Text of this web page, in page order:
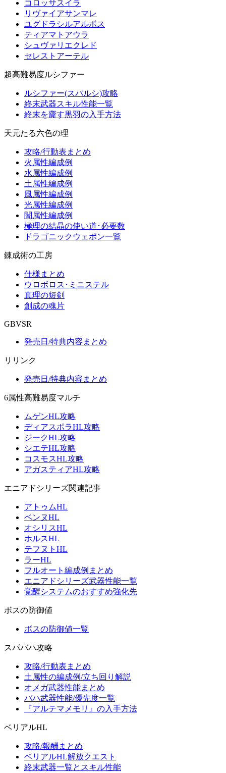
コロッサスイラ
リヴァイアサンマレ
ユグドラシルアルボス
ティアマトアウラ
シュヴァリエクレド
セレストアーテル
超高難易度ルシファー
ルシファー(スパルシ)攻略
終末武器スキル性能一覧
終末を齎す黒羽の入手方法
天元たる六色の理
攻略/行動表まとめ
火属性編成例
水属性編成例
土属性編成例
風属性編成例
光属性編成例
闇属性編成例
極理の結晶の使い道･必要数
ドラゴニックウェポン一覧
錬成術の工房
仕様まとめ
ウロボロス･ミニステル
真理の短剣
創成の魂片
GBVSR
発売日/特典内容まとめ
リリンク
発売日/特典内容まとめ
6属性高難易度マルチ
ムゲンHL攻略
ディアスポラHL攻略
ジークHL攻略
シエテHL攻略
コスモスHL攻略
アガスティアHL攻略
エニアドシリーズ関連記事
アトゥムHL
ベンヌHL
オシリスHL
ホルスHL
テフヌトHL
ラーHL
フルオート編成例まとめ
エニアドシリーズ武器性能一覧
覚醒システムのおすすめ強化先
ボスの防御値
ボスの防御値一覧
スパバハ攻略
攻略/行動表まとめ
土属性の編成例/立ち回り解説
オメガ武器性能まとめ
バハ武器性能/優先度一覧
『アルテマメモリ』の入手方法
ベリアルHL
攻略/報酬まとめ
ベリアルHL解放クエスト
終末武器一覧とスキル性能